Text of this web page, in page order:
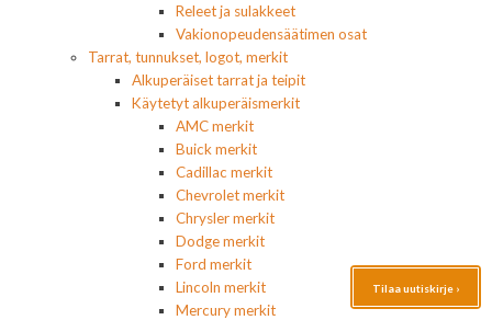
Releet ja sulakkeet
Vakionopeudensäätimen osat
Tarrat, tunnukset, logot, merkit
Alkuperäiset tarrat ja teipit
Käytetyt alkuperäismerkit
AMC merkit
Buick merkit
Cadillac merkit
Chevrolet merkit
Chrysler merkit
Dodge merkit
Ford merkit
Lincoln merkit
Mercury merkit
Tilaa uutiskirje ›